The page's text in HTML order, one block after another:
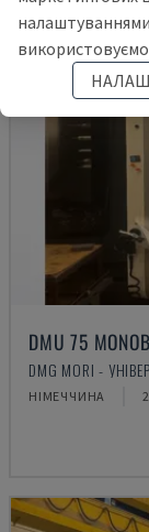
DMU 75
DMG MORI -
НІМЕЧЧИНА